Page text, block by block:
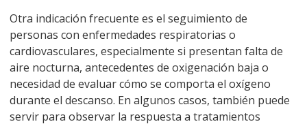
Otra indicación frecuente es el seguimiento de
personas con enfermedades respiratorias o
cardiovasculares, especialmente si presentan falta de
aire nocturna, antecedentes de oxigenación baja o
necesidad de evaluar cómo se comporta el oxígeno
durante el descanso. En algunos casos, también puede
servir para observar la respuesta a tratamientos